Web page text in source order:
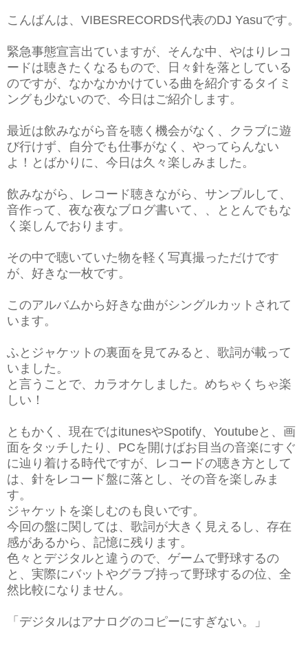
こんばんは、VIBESRECORDS代表のDJ Yasuです。
緊急事態宣言出ていますが、そんな中、やはりレコ
ードは聴きたくなるもので、日々針を落としている
のですが、なかなかかけている曲を紹介するタイミ
ングも少ないので、今日はご紹介します。
最近は飲みながら音を聴く機会がなく、クラブに遊
び行けず、自分でも仕事がなく、やってらんない
よ！とばかりに、今日は久々楽しみました。
飲みながら、レコード聴きながら、サンプルして、
音作って、夜な夜なブログ書いて、、ととんでもな
く楽しんでおります。
その中で聴いていた物を軽く写真撮っただけです
が、好きな一枚です。
このアルバムから好きな曲がシングルカットされて
います。
ふとジャケットの裏面を見てみると、歌詞が載って
いました。
と言うことで、カラオケしました。めちゃくちゃ楽
しい！
ともかく、現在ではitunesやSpotify、Youtubeと、画
面をタッチしたり、PCを開けばお目当の音楽にすぐ
に辿り着ける時代ですが、レコードの聴き方として
は、針をレコード盤に落とし、その音を楽しみま
す。
ジャケットを楽しむのも良いです。
今回の盤に関しては、歌詞が大きく見えるし、存在
感があるから、記憶に残ります。
色々とデジタルと違うので、ゲームで野球するの
と、実際にバットやグラブ持って野球するの位、全
然比較になりません。
「デジタルはアナログのコピーにすぎない。」